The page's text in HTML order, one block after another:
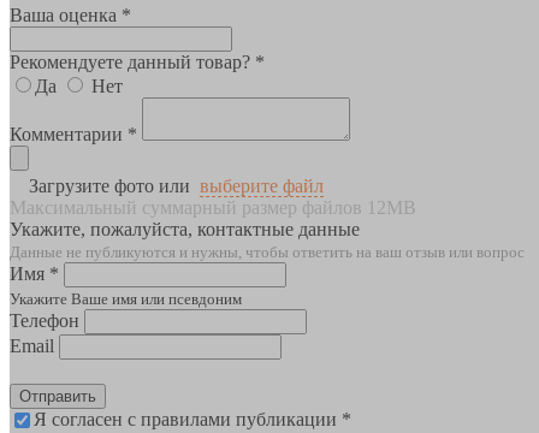
Ваша оценка *
Рекомендуете данный товар? *
Да
Нет
Комментарии *
Загрузите фото или выберите файл
Максимальный суммарный размер файлов 12MB
Укажите, пожалуйста, контактные данные
Данные не публикуются и нужны, чтобы ответить на ваш отзыв или вопрос
Имя *
Укажите Ваше имя или псевдоним
Телефон
Email
Отправить
Я согласен с правилами публикации *